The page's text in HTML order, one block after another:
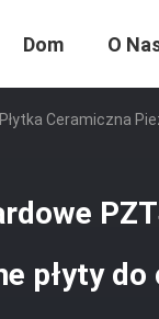
Dom O
Płytka Ceramiczna
płyty do